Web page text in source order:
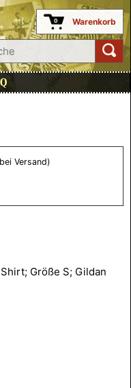
0 Warenkorb
bei Versand)
Größe S; Gildan